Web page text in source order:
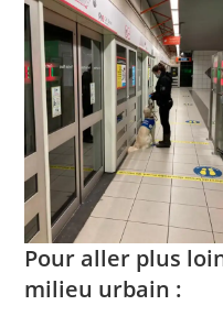
Pour aller plus
milieu urbain :